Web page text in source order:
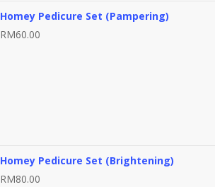
Homey Pedicure Set (Pampering)
RM60.00
Homey Pedicure Set (Brightening)
RM80.00